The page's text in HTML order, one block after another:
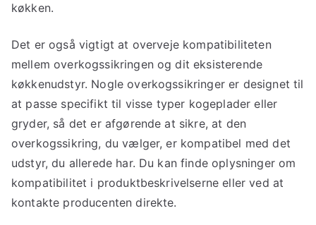
køkken.
Det er også vigtigt at overveje kompatibiliteten
mellem overkogssikringen og dit eksisterende
køkkenudstyr. Nogle overkogssikringer er designet til
at passe specifikt til visse typer kogeplader eller
gryder, så det er afgørende at sikre, at den
overkogssikring, du vælger, er kompatibel med det
udstyr, du allerede har. Du kan finde oplysninger om
kompatibilitet i produktbeskrivelserne eller ved at
kontakte producenten direkte.